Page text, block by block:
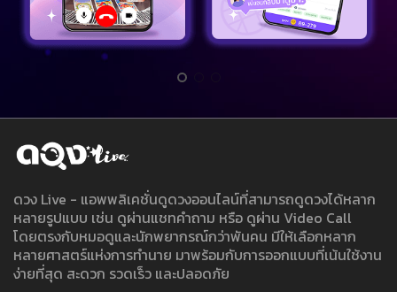
ดวง Live - แอพพลิเคชั่นดูดวงออนไลน์ที่สามารถดูดวงได้หลาก
หลายรูปแบบ เช่น ดูผ่านแชทคำถาม หรือ ดูผ่าน Video Call
โดยตรงกับหมอดูและนักพยากรณ์กว่าพันคน มีให้เลือกหลาก
หลายศาสตร์แห่งการทำนาย มาพร้อมกับการออกแบบที่เน้นใช้งาน
ง่ายที่สุด สะดวก รวดเร็ว และปลอดภัย